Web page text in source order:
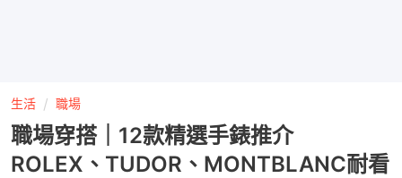
生活 職場
職場穿搭｜12款精選手錶推介
ROLEX、TUDOR、MONTBLANC耐看